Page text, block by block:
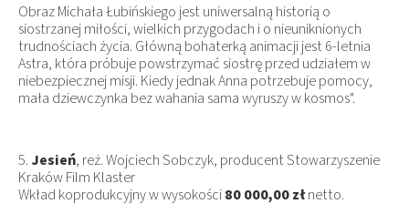
Obraz Michała Łubińskiego jest uniwersalną historią o
siostrzanej miłości, wielkich przygodach i o nieuniknionych
trudnościach życia. Główną bohaterką animacji jest 6-letnia
Astra, która próbuje powstrzymać siostrę przed udziałem w
niebezpiecznej misji. Kiedy jednak Anna potrzebuje pomocy,
mała dziewczynka bez wahania sama wyruszy w kosmos".
5. Jesień, reż. Wojciech Sobczyk, producent Stowarzyszenie
Kraków Film Klaster
Wkład koprodukcyjny w wysokości80 000,00 złnetto.